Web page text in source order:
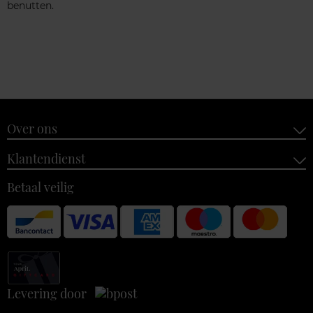
benutten.
Over ons
Klantendienst
Betaal veilig
Levering door